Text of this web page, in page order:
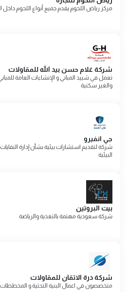
مركز رياض اللحوم يقدم جميع أنواع اللحوم داخل
شركة غلام حسن بيد الله للمقاولات
تعمل في شييد المباني و الإنشاءات العامة
والغير سكنية
جي انفيرو
شركة لتقديم استشارات بيئية بشأن إدارة
البيئية
بيت البروتين
شركة سعودية مهتمة بالتغذية والرياضة
شركة درة الاتقان للمقاولات
متخصصون في اعمال البنية التحتية و المخططات